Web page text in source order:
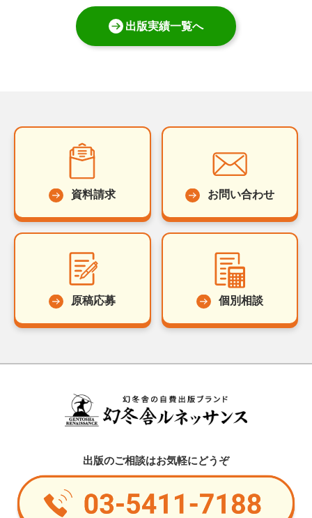
出版実績一覧へ
資料請求 お問い合わせ
原稿応募 個別相談
出版のご相談はお気軽にどうぞ